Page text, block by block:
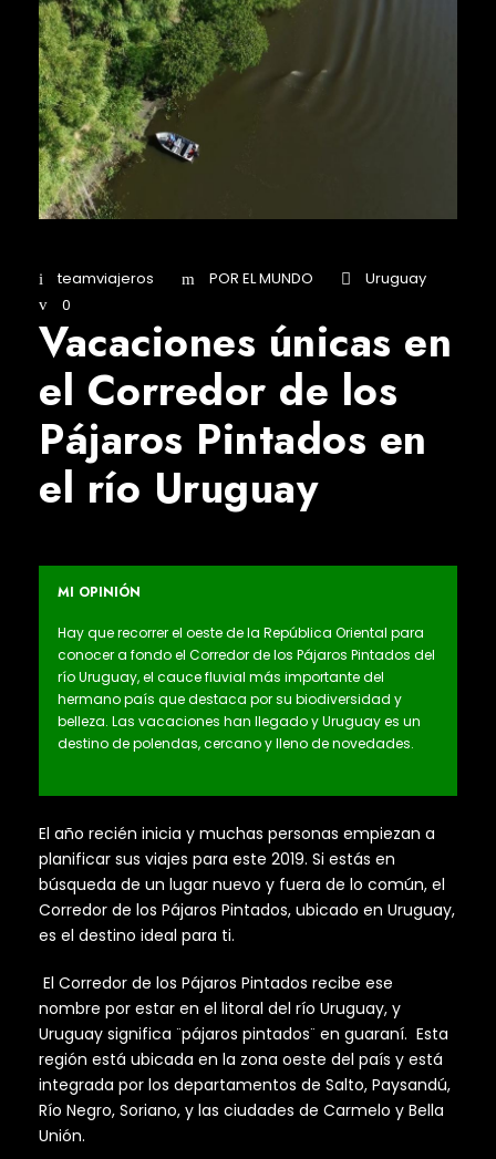
teamviajeros POR EL MUNDO
Uruguay
0
Vacaciones únicas en
el Corredor de los
Pájaros Pintados en
el río Uruguay
MI OPINIÓN
Hay que recorrer el oeste de la República Oriental para
conocer a fondo el Corredor de los Pájaros Pintados del
río Uruguay, el cauce fluvial más importante del
hermano país que destaca por su biodiversidad y
belleza. Las vacaciones han llegado y Uruguay es un
destino de polendas, cercano y lleno de novedades.
El año recién inicia y muchas personas empiezan a
planificar sus viajes para este 2019. Si estás en
búsqueda de un lugar nuevo y fuera de lo común, el
Corredor de los Pájaros Pintados, ubicado en Uruguay,
es el destino ideal para ti.
El Corredor de los Pájaros Pintados recibe ese
nombre por estar en el litoral del río Uruguay, y
Uruguay significa ¨pájaros pintados¨ en guaraní. Esta
región está ubicada en la zona oeste del país y está
integrada por los departamentos de Salto, Paysandú,
Río Negro, Soriano, y las ciudades de Carmelo y Bella
Unión.